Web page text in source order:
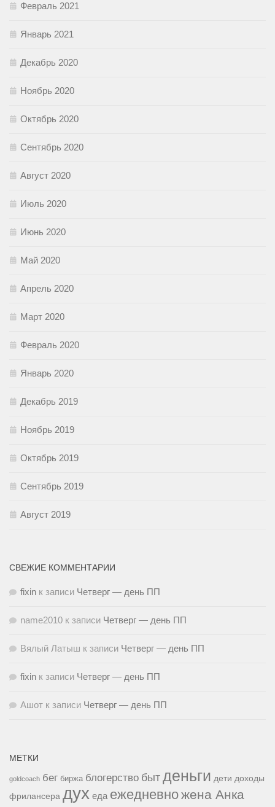
Февраль 2021
Январь 2021
Декабрь 2020
Ноябрь 2020
Октябрь 2020
Сентябрь 2020
Август 2020
Июль 2020
Июнь 2020
Май 2020
Апрель 2020
Март 2020
Февраль 2020
Январь 2020
Декабрь 2019
Ноябрь 2019
Октябрь 2019
Сентябрь 2019
Август 2019
СВЕЖИЕ КОММЕНТАРИИ
fixin к записи Четверг — день ПП
name2010 к записи Четверг — день ПП
Вялый Латыш к записи Четверг — день ПП
fixin к записи Четверг — день ПП
Ашот к записи Четверг — день ПП
МЕТКИ
goldcoach бег биржа блогерство быт деньги дети доходы
фрилансера дух еда ежедневножена Анка